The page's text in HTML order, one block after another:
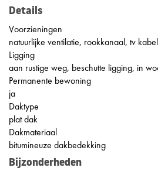
Details
Voorzieningen
natuurlijke ventilatie, rookkanaal, tv
Ligging
aan rustige weg, beschutte ligging, in
Permanente bewoning
ja
Daktype
plat dak
Dakmateriaal
bitumineuze dakbedekking
Bijzonderheden